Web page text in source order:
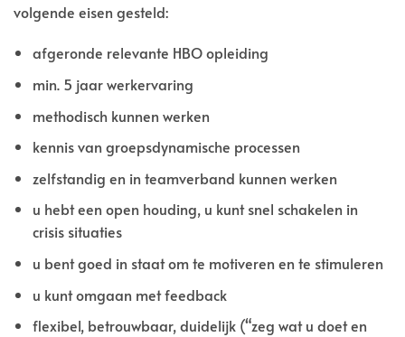
volgende eisen gesteld:
afgeronde relevante HBO opleiding
min. 5 jaar werkervaring
methodisch kunnen werken
kennis van groepsdynamische processen
zelfstandig en in teamverband kunnen werken
u hebt een open houding, u kunt snel schakelen in
crisis situaties
u bent goed in staat om te motiveren en te stimuleren
u kunt omgaan met feedback
flexibel, betrouwbaar, duidelijk (“zeg wat u doet en